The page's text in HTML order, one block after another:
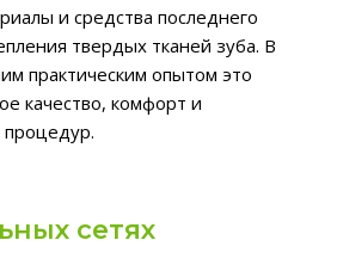
и средства последнего
твердых тканей зуба. В
практическим опытом это
качество, комфорт и
сетях